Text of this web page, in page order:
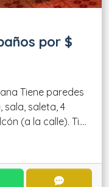
por $
Tiene paredes
saleta, 4
(a la calle). Ti....
POR